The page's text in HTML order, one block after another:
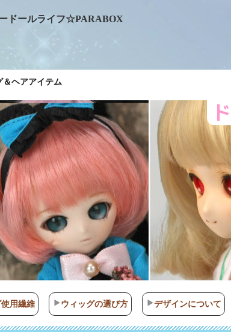
ドールライフ☆PARABOX
＆ヘアアイテム
用繊維 ウィッグの選び方 デザインについて